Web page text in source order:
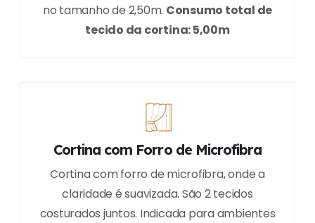
no tamanho de 2,50m. Consumo total de
tecido da cortina: 5,00m
Cortina com Forro de Microfibra
Cortina com forro de microfibra, onde a
claridade é suavizada. São 2 tecidos
costurados juntos. Indicada para ambientes